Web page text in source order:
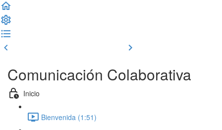
Comunicación Colaborativa
Inicio
Bienvenida (1:51)